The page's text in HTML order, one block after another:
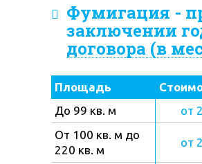
Фумигация -
заключении
договора (в
Площадь
До 99 кв. м
от
От 100 кв. м до
220 кв. м
от